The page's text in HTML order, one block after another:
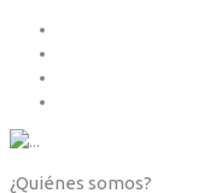
¿Quiénes somos?